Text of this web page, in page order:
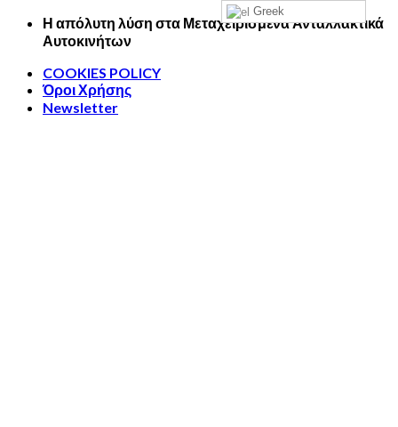
Skip
Η απόλυτη λύση στα Μεταχειρισμένα Ανταλλακτικά
Αυτοκινήτων
COOKIES POLICY
Όροι Χρήσης
Newsletter
Greek